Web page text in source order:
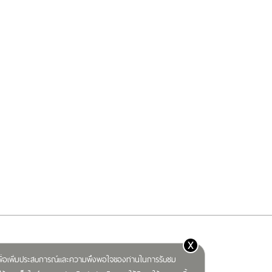
อเพิ่มประสบการณ์และความพึงพอใจของท่านในการรับชม
x